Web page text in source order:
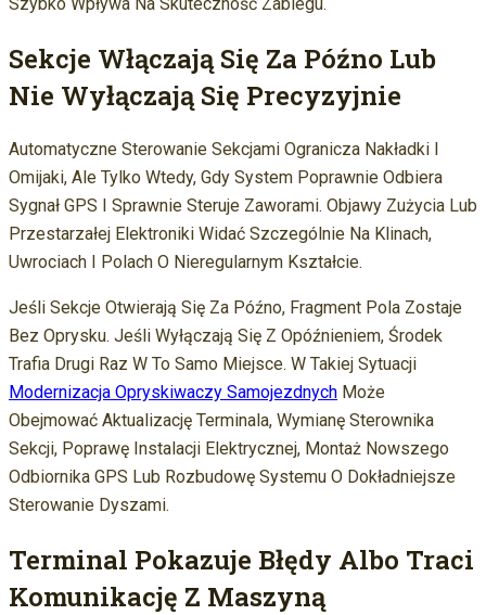
Sekcje Włączają Się Za Późno Lub
Nie Wyłączają Się Precyzyjnie
Automatyczne Sterowanie Sekcjami Ogranicza Nakładki I
Omijaki, Ale Tylko Wtedy, Gdy System Poprawnie Odbiera
Sygnał GPS I Sprawnie Steruje Zaworami. Objawy Zużycia Lub
Przestarzałej Elektroniki Widać Szczególnie Na Klinach,
Uwrociach I Polach O Nieregularnym Kształcie.
Jeśli Sekcje Otwierają Się Za Późno, Fragment Pola Zostaje
Bez Oprysku. Jeśli Wyłączają Się Z Opóźnieniem, Środek
Trafia Drugi Raz W To Samo Miejsce. W Takiej Sytuacji
Modernizacja Opryskiwaczy Samojezdnych Może
Obejmować Aktualizację Terminala, Wymianę Sterownika
Sekcji, Poprawę Instalacji Elektrycznej, Montaż Nowszego
Odbiornika GPS Lub Rozbudowę Systemu O Dokładniejsze
Sterowanie Dyszami.
Terminal Pokazuje Błędy Albo Traci
Komunikację Z Maszyną